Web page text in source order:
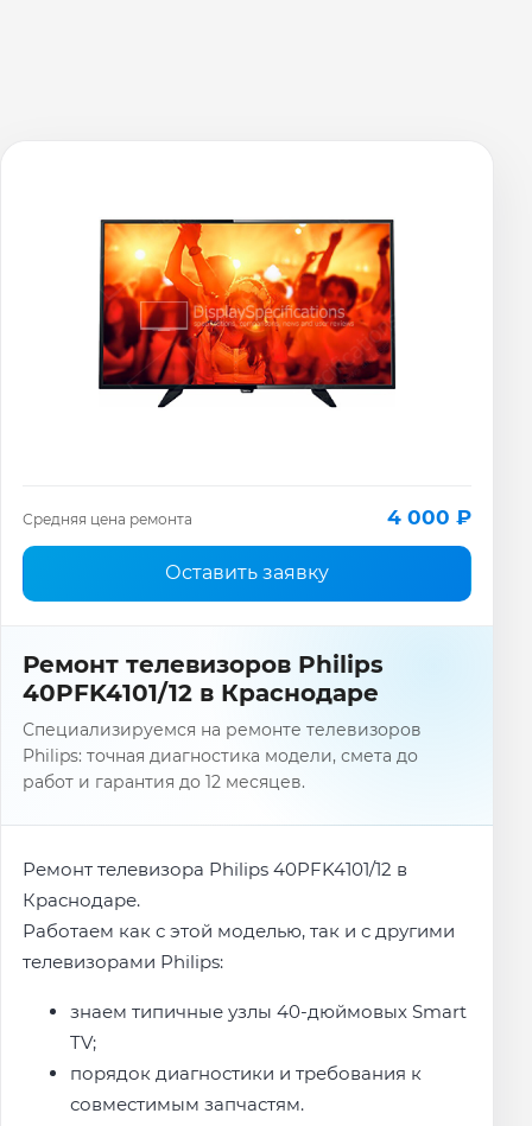
Средняя цена ремонта 4 000 ₽
Оставить заявку
Ремонт телевизоров Philips
40PFK4101/12 в Краснодаре
Специализируемся на ремонте телевизоров
Philips: точная диагностика модели, смета до
работ и гарантия до 12 месяцев.
Ремонт телевизора Philips 40PFK4101/12 в
Краснодаре.
Работаем как с этой моделью, так и с другими
телевизорами Philips:
знаем типичные узлы 40-дюймовых Smart
TV;
порядок диагностики и требования к
совместимым запчастям.